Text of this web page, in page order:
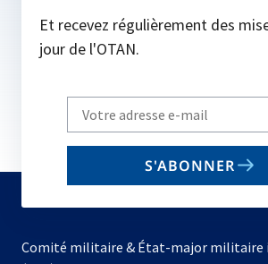
Et recevez régulièrement des
jour de l'OTAN.
Write
your
email
S'ABONNER
Comité militaire & État-major